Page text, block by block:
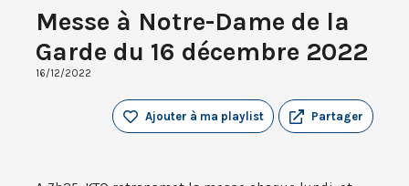
Messe à Notre-Dame de la
Garde du 16 décembre 2022
16/12/2022
Partager
Ajouter à ma playlist